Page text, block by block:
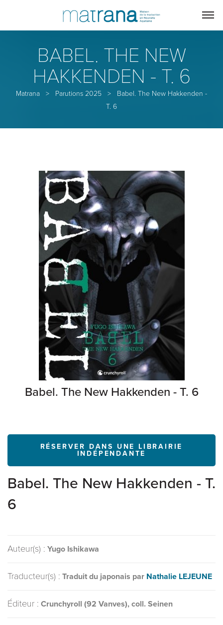
BABEL. THE NEW
HAKKENDEN - T. 6
Matrana > Parutions 2025 >
Babel. The New Hakkenden -
T. 6
Babel. The New Hakkenden - T. 6
RÉSERVER DANS UNE LIBRAIRIE
INDÉPENDANTE
Babel. The New Hakkenden - T.
6
Auteur(s) : Yugo Ishikawa
Traducteur(s) : Traduit du japonais par Nathalie LEJEUNE
Éditeur : Crunchyroll (92 Vanves), coll. Seinen